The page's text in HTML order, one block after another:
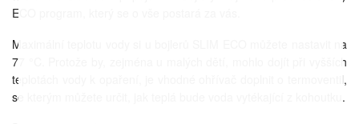
ECO program, který se o vše postará za vás.
Maximální teplotu vody si u bojlerů SLIM ECO můžete nastavit na
77 °C. Protože by, zejména u malých dětí, mohlo dojít při vyšších
teplotách vody k opaření, je vhodné ohřívač doplnit o termoventil,
se kterým můžete určit, jak teplá bude voda vytékající z kohoutku.